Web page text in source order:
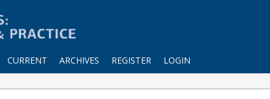
CURRENT ARCHIVES REGISTER LOGIN